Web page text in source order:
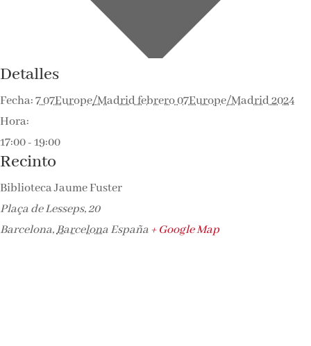
Detalles
Fecha:7 07Europe/Madrid febrero 07Europe/Madrid 2024
Hora:
17:00 - 19:00
Recinto
Biblioteca Jaume Fuster
Plaça de Lesseps, 20
Barcelona,BarcelonaEspaña + Google Map